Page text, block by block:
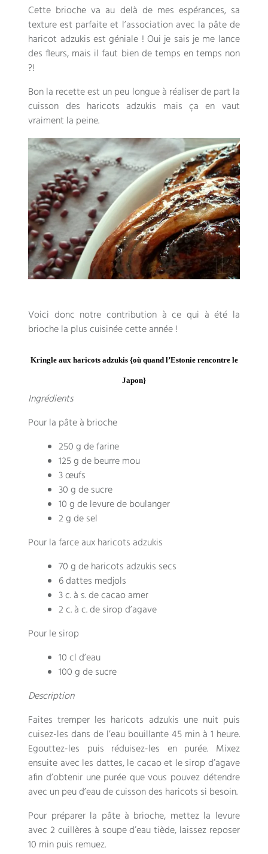
Cette brioche va au delà de mes espérances, sa
texture est parfaite et l’association avec la pâte de
haricot adzukis est géniale ! Oui je sais je me lance
des fleurs, mais il faut bien de temps en temps non
?!
Bon la recette est un peu longue à réaliser de part la
cuisson des haricots adzukis mais ça en vaut
vraiment la peine.
Voici donc notre contribution à ce qui à été la
brioche la plus cuisinée cette année !
Kringle aux haricots adzukis {où quand l’Estonie rencontre le
Japon}
Ingrédients
Pour la pâte à brioche
250 g de farine
125 g de beurre mou
3 œufs
30 g de sucre
10 g de levure de boulanger
2 g de sel
Pour la farce aux haricots adzukis
70 g de haricots adzukis secs
6 dattes medjols
3 c. à s. de cacao amer
2 c. à c. de sirop d’agave
Pour le sirop
10 cl d’eau
100 g de sucre
Description
Faites tremper les haricots adzukis une nuit puis
cuisez-les dans de l’eau bouillante 45 min à 1 heure.
Egouttez-les puis réduisez-les en purée. Mixez
ensuite avec les dattes, le cacao et le sirop d’agave
afin d’obtenir une purée que vous pouvez détendre
avec un peu d’eau de cuisson des haricots si besoin.
Pour préparer la pâte à brioche, mettez la levure
avec 2 cuillères à soupe d’eau tiède, laissez reposer
10 min puis remuez.